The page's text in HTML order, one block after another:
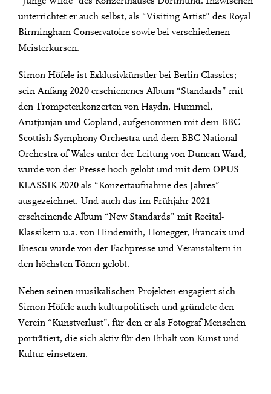
unterrichtet er auch selbst, als “Visiting Artist” des Royal
Birmingham Conservatoire sowie bei verschiedenen
Meisterkursen.
Simon Höfele ist Exklusivkünstler bei Berlin Classics;
sein Anfang 2020 erschienenes Album “Standards” mit
den Trompetenkonzerten von Haydn, Hummel,
Arutjunjan und Copland, aufgenommen mit dem BBC
Scottish Symphony Orchestra und dem BBC National
Orchestra of Wales unter der Leitung von Duncan Ward,
wurde von der Presse hoch gelobt und mit dem OPUS
KLASSIK 2020 als “Konzertaufnahme des Jahres”
ausgezeichnet. Und auch das im Frühjahr 2021
erscheinende Album “New Standards” mit Recital-
Klassikern u.a. von Hindemith, Honegger, Francaix und
Enescu wurde von der Fachpresse und Veranstaltern in
den höchsten Tönen gelobt.
Neben seinen musikalischen Projekten engagiert sich
Simon Höfele auch kulturpolitisch und gründete den
Verein “Kunstverlust”, für den er als Fotograf Menschen
porträtiert, die sich aktiv für den Erhalt von Kunst und
Kultur einsetzen.